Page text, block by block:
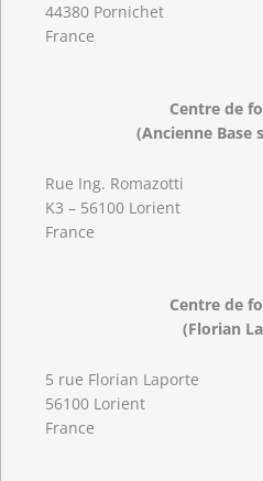
44380 Pornichet
France
Centre de
(Ancienne Base
Rue Ing. Romazotti
K3 – 56100 Lorient
France
Centre de
(Florian
5 rue Florian Laporte
56100 Lorient
France